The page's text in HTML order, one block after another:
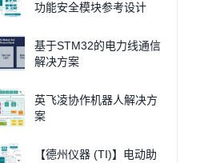
功能安全模块参考设计
基于STM32的电力线通信
解决方案
英飞凌协作机器人解决方
案
【德州仪器 (TI)】电动助